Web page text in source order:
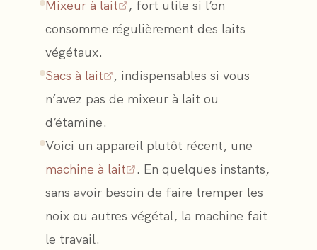
Mixeur à lait
, fort utile si l’on
consomme régulièrement des laits
végétaux.
Sacs à lait
, indispensables si vous
n’avez pas de mixeur à lait ou
d’étamine.
Voici un appareil plutôt récent, une
machine à lait
. En quelques instants,
sans avoir besoin de faire tremper les
noix ou autres végétal, la machine fait
le travail.